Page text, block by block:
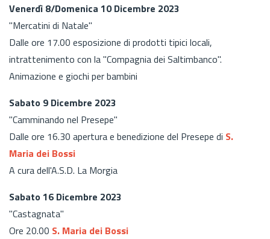
Venerdì 8/Domenica 10 Dicembre 2023
"Mercatini di Natale"
Dalle ore 17.00 esposizione di prodotti tipici locali,
intrattenimento con la "Compagnia dei Saltimbanco".
Animazione e giochi per bambini
Sabato 9 Dicembre 2023
"Camminando nel Presepe"
Dalle ore 16.30 apertura e benedizione del Presepe di S.
Maria dei Bossi
A cura dell'A.S.D. La Morgia
Sabato 16 Dicembre 2023
"Castagnata"
Ore 20.00 S. Maria dei Bossi